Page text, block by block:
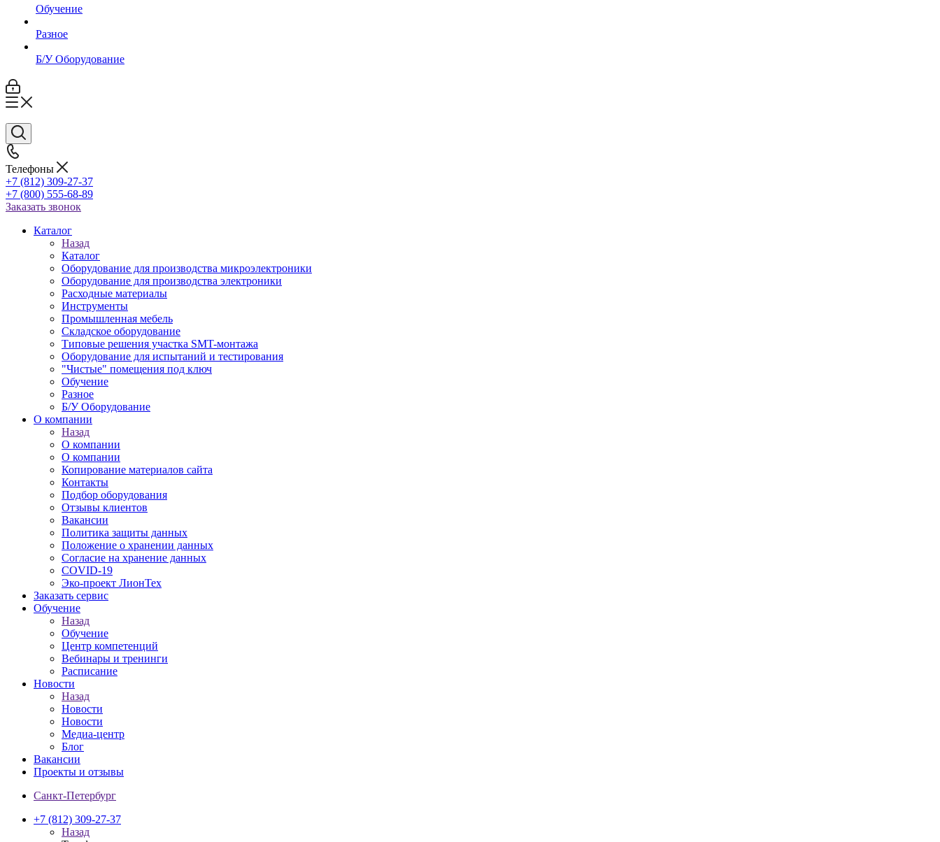
Обучение
Разное
Б/У Оборудование
Телефоны
+7 (812) 309-27-37
+7 (800) 555-68-89
Заказать звонок
Каталог
Назад
Каталог
Оборудование для производства микроэлектроники
Оборудование для производства электроники
Расходные материалы
Инструменты
Промышленная мебель
Складское оборудование
Типовые решения участка SMT-монтажа
Оборудование для испытаний и тестирования
"Чистые" помещения под ключ
Обучение
Разное
Б/У Оборудование
О компании
Назад
О компании
О компании
Копирование материалов сайта
Контакты
Подбор оборудования
Отзывы клиентов
Вакансии
Политика защиты данных
Положение о хранении данных
Согласие на хранение данных
COVID-19
Эко-проект ЛионТех
Заказать сервис
Обучение
Назад
Обучение
Центр компетенций
Вебинары и тренинги
Расписание
Новости
Назад
Новости
Новости
Медиа-центр
Блог
Вакансии
Проекты и отзывы
Санкт-Петербург
+7 (812) 309-27-37
Назад